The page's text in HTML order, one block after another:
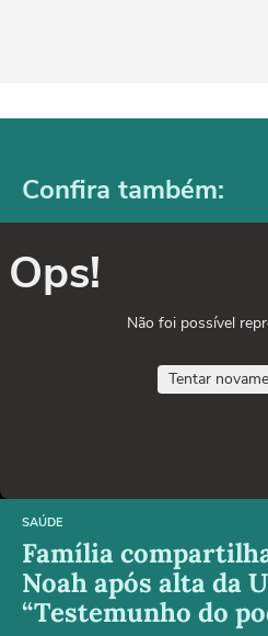
Confira também:
Ops!
Não foi possível
Tentar
SAÚDE
Família
Noah após alta da
“Testemunho do